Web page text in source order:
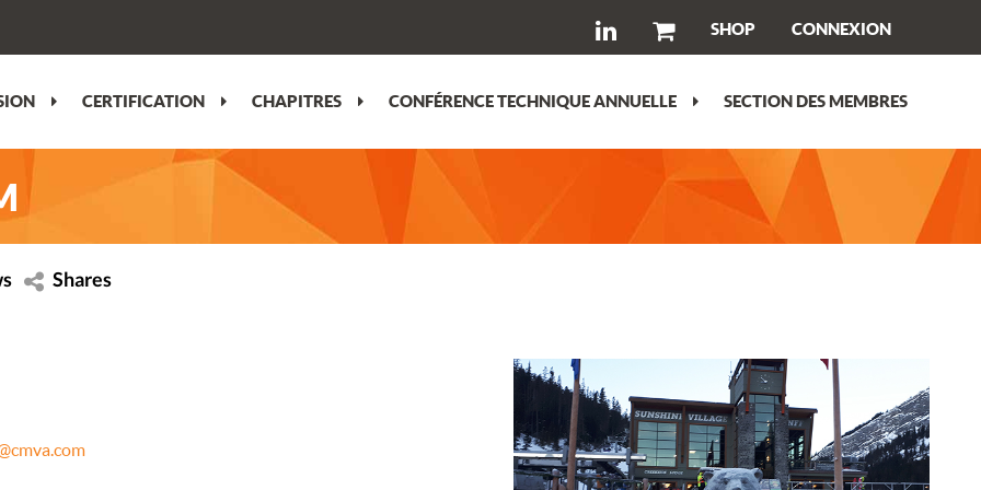
SHOP CONNEXION
CERTIFICATION
CHAPITRES
CONFÉRENCE TECHNIQUE ANNUELLE
SECTION DES MEMBRES
Shares